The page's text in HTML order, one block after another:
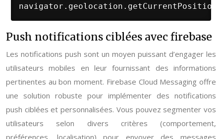
Push notifications ciblées avec firebase
Les notifications push sont un moyen puissant d’engager les
utilisateurs mobiles en leur fournissant des informations
pertinentes au bon moment. Firebase Cloud Messaging offre
une solution robuste pour implémenter des notifications
push ciblées et personnalisées. Vous pouvez segmenter vos
utilisateurs selon divers critères (comportement,
préférences, localisation) pour envoyer des messages